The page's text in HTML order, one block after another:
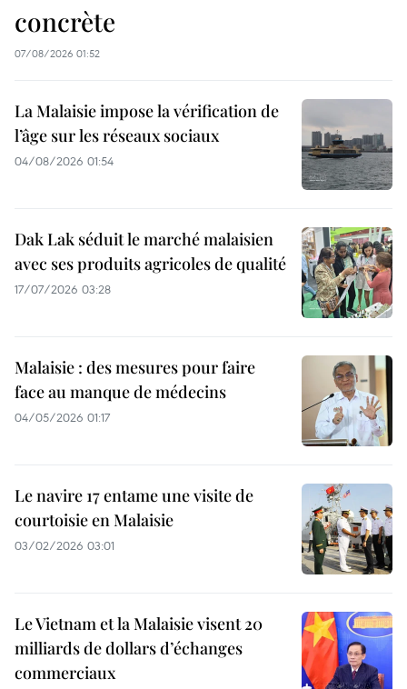
concrète
07/08/2026 01:52
La Malaisie impose la vérification de
l’âge sur les réseaux sociaux
04/08/2026 01:54
Dak Lak séduit le marché malaisien
avec ses produits agricoles de qualité
17/07/2026 03:28
Malaisie : des mesures pour faire
face au manque de médecins
04/05/2026 01:17
Le navire 17 entame une visite de
courtoisie en Malaisie
03/02/2026 03:01
Le Vietnam et la Malaisie visent 20
milliards de dollars d’échanges
commerciaux